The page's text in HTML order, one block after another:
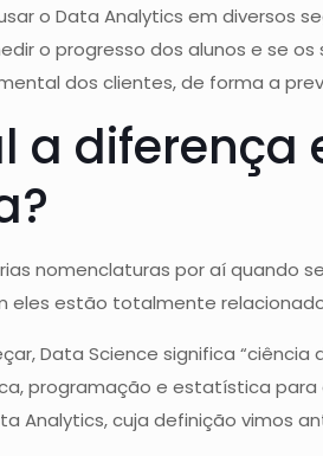
o Data Analytics em diversos
o progresso dos alunos e se
dos clientes, de forma a
a diferença
nomenclaturas por aí quando
eles estão totalmente
Data Science significa
programação e estatística para
Analytics, cuja definição vimos